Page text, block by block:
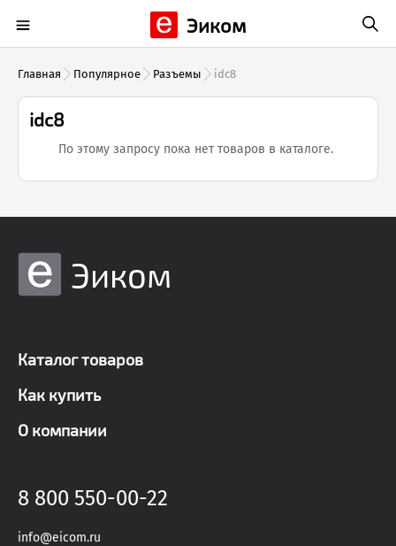
Эиком
Главная Популярное Разъемы idc8
idc8
По этому запросу пока нет товаров в каталоге.
Эиком
Каталог товаров
Как купить
О компании
8 800 550-00-22
info@eicom.ru